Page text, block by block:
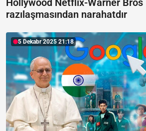
Hollywood Netflix-Warner Bros
razılaşmasından narahatdır
5 Dekabr 2025 21:18